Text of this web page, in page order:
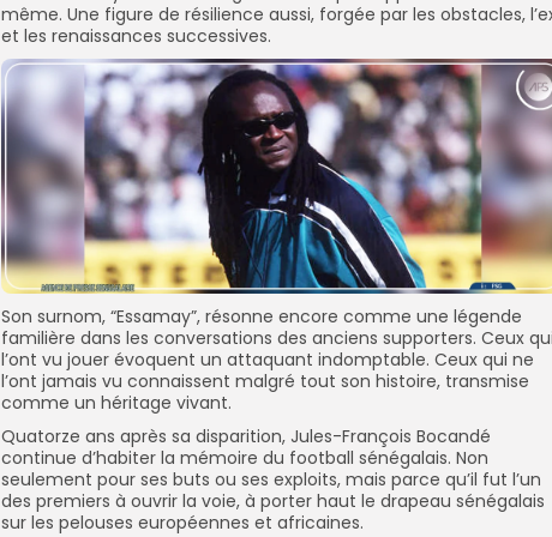
même. Une figure de résilience aussi, forgée par les obstacles,
et les renaissances successives.
Son surnom, “Essamay”, résonne encore comme une légende
familière dans les conversations des anciens supporters. Ceux
l’ont vu jouer évoquent un attaquant indomptable. Ceux qui ne
l’ont jamais vu connaissent malgré tout son histoire, transmise
comme un héritage vivant.
Quatorze ans après sa disparition, Jules-François Bocandé
continue d’habiter la mémoire du football sénégalais. Non
seulement pour ses buts ou ses exploits, mais parce qu’il fut l’un
des premiers à ouvrir la voie, à porter haut le drapeau sénégalais
sur les pelouses européennes et africaines.